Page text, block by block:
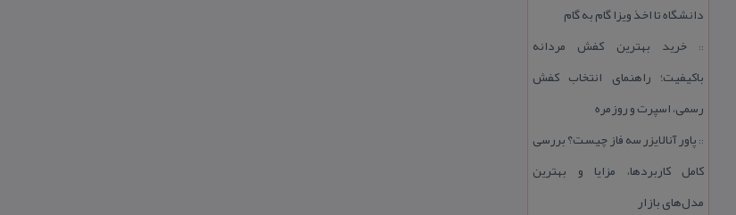
دانشگاه تا اخذ ویزا گام به گام
::خرید بهترین كفش مردانه
باكیفیت؛ راهنمای انتخاب كفش
رسمی، اسپرت و روزمره
:: پاور آنالایزر سه فاز چیست؟ بررسی
كامل كاربردها، مزایا و بهترین
مدل‌های بازار